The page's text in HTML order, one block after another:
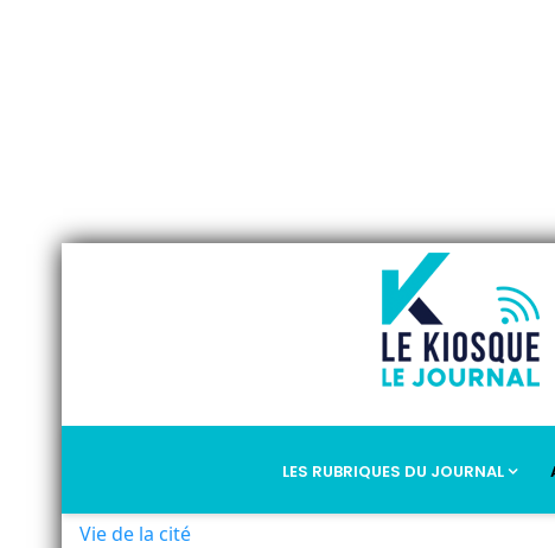
LES RUBRIQUES DU JOURNAL
Vie de la cité